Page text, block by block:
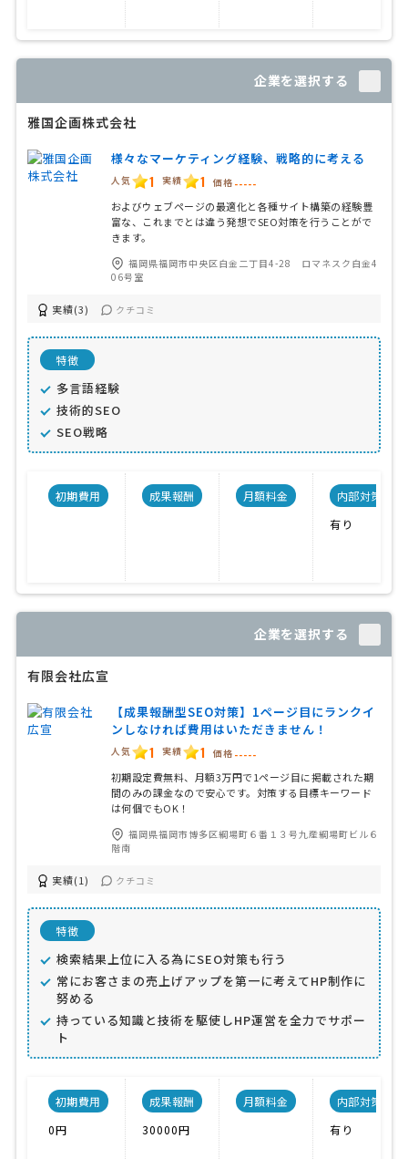
企業を選択する
雅国企画株式会社
様々なマーケティング経験、戦略的に考える
人気 1 実績 1 価格 -----
およびウェブページの最適化と各種サイト構築の経験豊
富な、これまでとは違う発想でSEO対策を行うことがで
きます。
福岡県福岡市中央区白金二丁目4-28 ロマネスク白金4
06号室
実績(3) クチコミ
特徴
多言語経験
技術的SEO
SEO戦略
初期費用 成果報酬 月額料金
内部対策
有り
企業を選択する
有限会社広宣
【成果報酬型SEO対策】1ページ目にランクイ
ンしなければ費用はいただきません！
人気 1 実績 1 価格 -----
初期設定費無料、月額3万円で1ページ目に掲載された期
間のみの課金なので安心です。対策する目標キーワード
は何個でもOK！
福岡県福岡市博多区綱場町６番１３号九産綱場町ビル６
階南
実績(1) クチコミ
特徴
検索結果上位に入る為にSEO対策も行う
常にお客さまの売上げアップを第一に考えてHP制作に
努める
持っている知識と技術を駆使しHP運営を全力でサポー
ト
初期費用
0円
成果報酬
30000円
月額料金
内部対策
有り